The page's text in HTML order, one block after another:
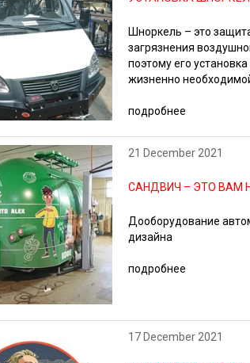
Шноркель – это
загрязнения
поэтому его
жизненно
подробнее
21 December 2021
САНДВИЧ – ЭТО ВАМ
Дооборудование
дизайна
подробнее
17 December 2021